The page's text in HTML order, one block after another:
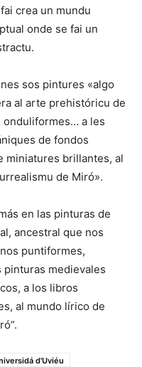
crea un mundu
onde se fai un
sos pintures «algo
al arte prehistóricu de
a les
de fondos
miniatures brillantes, al
de Miró».
en las pinturas de
ancestral que nos
puntiformes,
medievales
a los libros
al mundo lírico de
d'Uviéu